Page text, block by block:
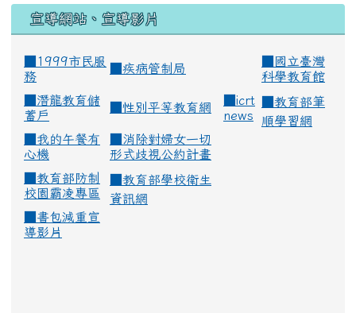
宣導網站、宣導影片
■1999市民服
務
疾病管制局
國立臺灣
科學教育館
潛龍教育儲
蓄戶
性別平等教育網
icrt
news
教育部筆
順學習網
我的午餐有
心機
消除對婦女一切
形式歧視公約計畫
教育部防制
校園霸凌專區
教育部學校衛生
資訊網
書包減重宣
導影片